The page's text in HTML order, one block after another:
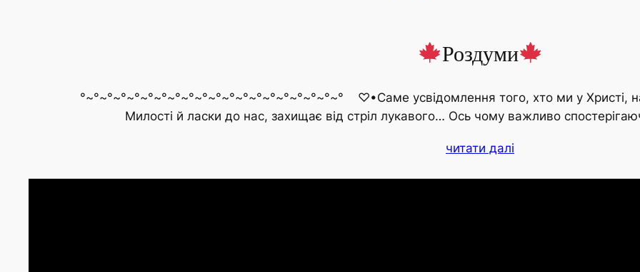
Роздуми
°~°~°~°~°~°~°~°~°~°~°~°~°~°~°~°~°~°~°~° ♡•Саме усвідомлення того, хто ми у Христі,
Милості й ласки до нас, захищає від стріл лукавого… Ось чому важливо
читати далі